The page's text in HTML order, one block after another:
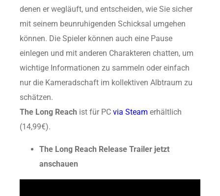
denen er wegläuft, und entscheiden, wie Sie sicher
mit seinem beunruhigenden Schicksal umgehen
können. Die Spieler können auch eine Pause
einlegen und mit anderen Charakteren chatten, um
wichtige Informationen zu sammeln oder einfach
nur die Kameradschaft im kollektiven Albtraum zu
schätzen.
The Long Reach ist für PC via Steam erhältlich
(14,99€).
The Long Reach Release Trailer jetzt
anschauen